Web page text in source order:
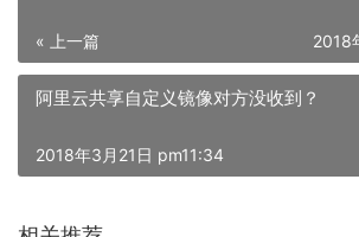
« 上一篇 2018
阿里云共享自定义镜像对方没收到？
2018年3月21日 pm11:34